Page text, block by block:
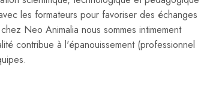
les formateurs pour favoriser des échanges
Neo Animalia nous sommes intimement
contribue à l'épanouissement (professionnel